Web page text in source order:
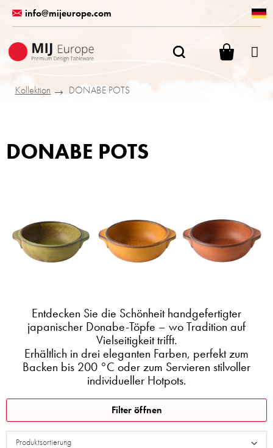
Inhalt
springen
info@mijeurope.com
Kollektion DONABE POTS
DONABE POTS
Entdecken Sie die Schönheit handgefertigter
japanischer Donabe-Töpfe – wo Tradition auf
Vielseitigkeit trifft.
Erhältlich in drei eleganten Farben, perfekt zum
Backen bis 200 °C oder zum Servieren stilvoller
individueller Hotpots.
Produktsortierung
Filter öffnen
L
i
s